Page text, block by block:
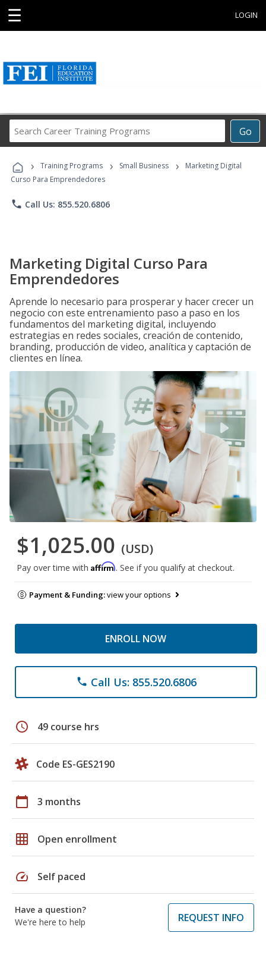
☰ LOGIN
Go
Career
Programs
› Training Programs › Small Business ›
Marketing Digital
Curso Para Emprendedores
phone Call Us: 855.520.6806
Marketing Digital Curso Para
Emprendedores
Aprende lo necesario para prosperar y hacer crecer un
negocio con este entrenamiento paso a paso en los
fundamentos del marketing digital, incluyendo
estrategias en redes sociales, creación de contenido,
branding, producción de video, analítica y captación de
clientes en línea.
$1,025.00 (USD)
Pay over time with Affirm. See if you qualify at checkout.
Payment & Funding:view your options
ENROLL NOW
phone Call Us: 855.520.6806
schedule 49 course hrs
Code ES-GES2190
calendar_today 3 months
grid_on Open enrollment
speed Self paced
Have a question?
We're here to help
REQUEST INFO